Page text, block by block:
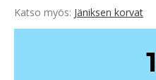
Katso myös: Jäniksen korvat